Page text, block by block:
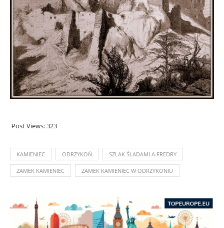
Post Views:323
KAMIENIEC ODRZYKOŃ SZLAK ŚLADAMI A.FREDRY
ZAMEK KAMIENIEC ZAMEK KAMIENIEC W ODRZYKONIU